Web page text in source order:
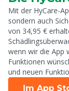
Mit der HyCare-
sondern auch
von 34,95 €
wenn wir die App
Funktionen
und neuen
Im App